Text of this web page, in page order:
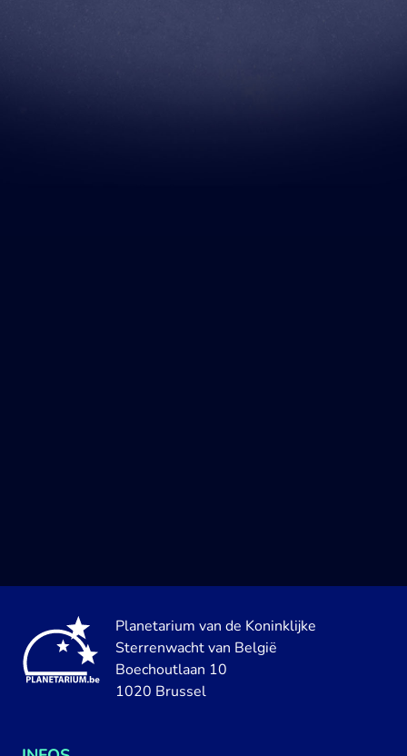
Planetarium van de Koninklijke
Sterrenwacht van België
Boechoutlaan 10
1020 Brussel